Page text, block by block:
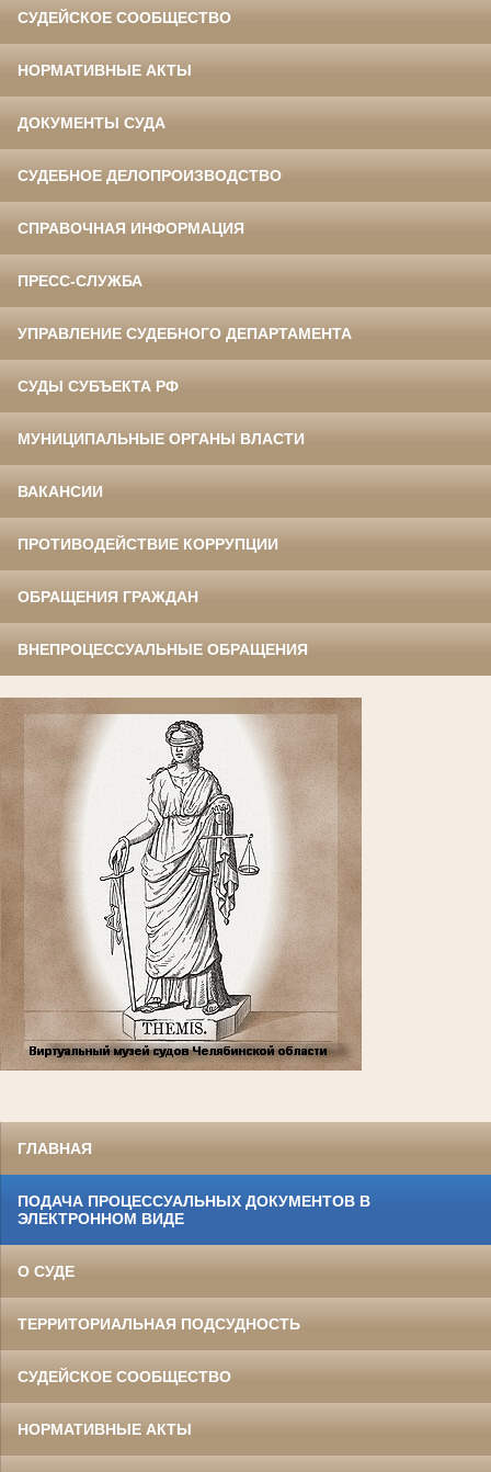
СУДЕЙСКОЕ СООБЩЕСТВО
НОРМАТИВНЫЕ АКТЫ
ДОКУМЕНТЫ СУДА
СУДЕБНОЕ ДЕЛОПРОИЗВОДСТВО
СПРАВОЧНАЯ ИНФОРМАЦИЯ
ПРЕСС-СЛУЖБА
УПРАВЛЕНИЕ СУДЕБНОГО ДЕПАРТАМЕНТА
СУДЫ СУБЪЕКТА РФ
МУНИЦИПАЛЬНЫЕ ОРГАНЫ ВЛАСТИ
ВАКАНСИИ
ПРОТИВОДЕЙСТВИЕ КОРРУПЦИИ
ОБРАЩЕНИЯ ГРАЖДАН
ВНЕПРОЦЕССУАЛЬНЫЕ ОБРАЩЕНИЯ
ГЛАВНАЯ
ПОДАЧА ПРОЦЕССУАЛЬНЫХ ДОКУМЕНТОВ В
ЭЛЕКТРОННОМ ВИДЕ
О СУДЕ
ТЕРРИТОРИАЛЬНАЯ ПОДСУДНОСТЬ
СУДЕЙСКОЕ СООБЩЕСТВО
НОРМАТИВНЫЕ АКТЫ